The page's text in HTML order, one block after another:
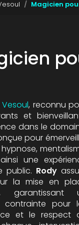
Magicien
, reconnu
et
dans le
pour
une
public. Rody
la mise en
garantissant
pour
et le respect